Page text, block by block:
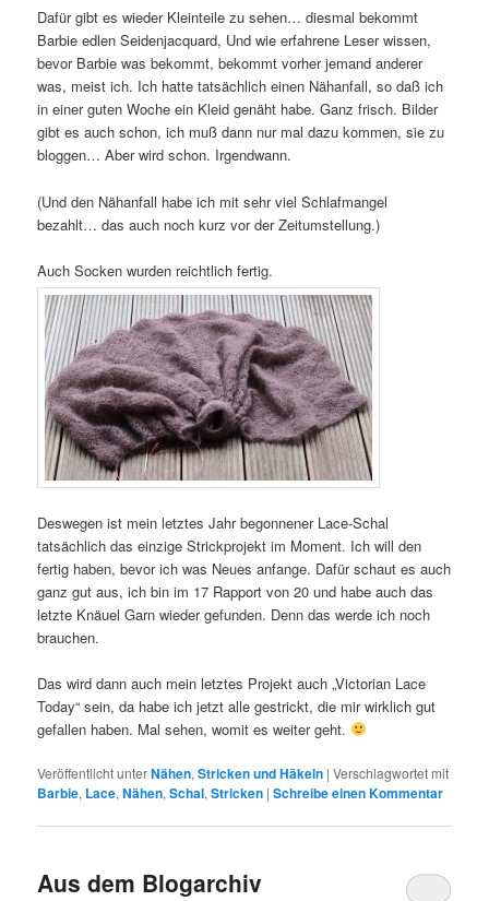
Dafür gibt es wieder Kleinteile zu sehen… diesmal bekommt
Barbie edlen Seidenjacquard, Und wie erfahrene Leser wissen,
bevor Barbie was bekommt, bekommt vorher jemand anderer
was, meist ich. Ich hatte tatsächlich einen Nähanfall, so daß ich
in einer guten Woche ein Kleid genäht habe. Ganz frisch. Bilder
gibt es auch schon, ich muß dann nur mal dazu kommen, sie zu
bloggen… Aber wird schon. Irgendwann.
(Und den Nähanfall habe ich mit sehr viel Schlafmangel
bezahlt… das auch noch kurz vor der Zeitumstellung.)
Auch Socken wurden reichtlich fertig.
Deswegen ist mein letztes Jahr begonnener Lace-Schal
tatsächlich das einzige Strickprojekt im Moment. Ich will den
fertig haben, bevor ich was Neues anfange. Dafür schaut es auch
ganz gut aus, ich bin im 17 Rapport von 20 und habe auch das
letzte Knäuel Garn wieder gefunden. Denn das werde ich noch
brauchen.
Das wird dann auch mein letztes Projekt auch „Victorian Lace
Today“ sein, da habe ich jetzt alle gestrickt, die mir wirklich gut
gefallen haben. Mal sehen, womit es weiter geht.
Veröffentlicht unterNähen,Stricken und Häkeln |Verschlagwortet mit
Barbie, Lace,Nähen,Schal,Stricken |Schreibe einen Kommentar
Aus dem Blogarchiv